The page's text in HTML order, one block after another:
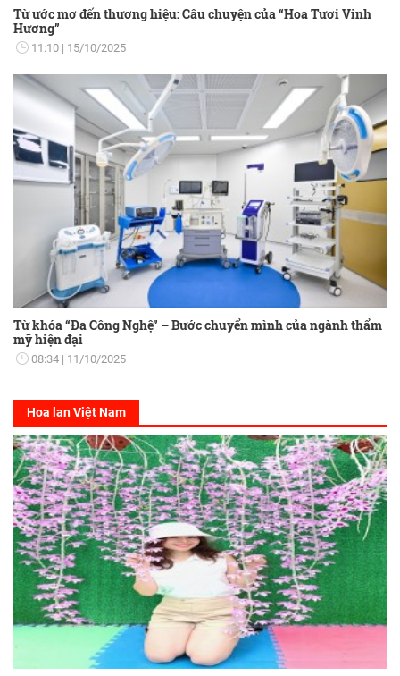
Từ ước mơ đến thương hiệu: Câu chuyện của “Hoa Tươi Vinh
Hương”
11:10 15/10/2025
Từ khóa “Đa Công Nghệ” – Bước chuyển mình của ngành thẩm
mỹ hiện đại
08:34 11/10/2025
Hoa lan Việt Nam